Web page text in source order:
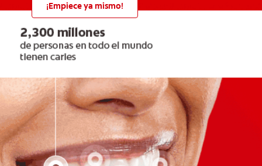
¡Empiece ya mismo!